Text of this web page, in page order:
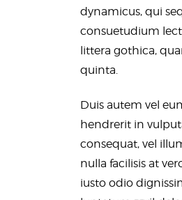
dynamicus, qui
consuetudium
littera gothica,
quinta.
Duis autem vel
hendrerit in
consequat, vel
nulla facilisis at
iusto odio